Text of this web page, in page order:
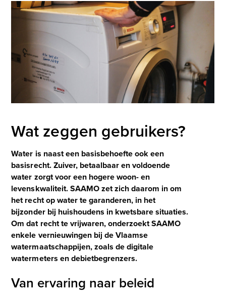
Wat zeggen gebruikers?
Water is naast een basisbehoefte ook een
basisrecht. Zuiver, betaalbaar en voldoende
water zorgt voor een hogere woon- en
levenskwaliteit. SAAMO zet zich daarom in om
het recht op water te garanderen, in het
bijzonder bij huishoudens in kwetsbare situaties.
Om dat recht te vrijwaren, onderzoekt SAAMO
enkele vernieuwingen bij de Vlaamse
watermaatschappijen, zoals de digitale
watermeters en debietbegrenzers.
Van ervaring naar beleid